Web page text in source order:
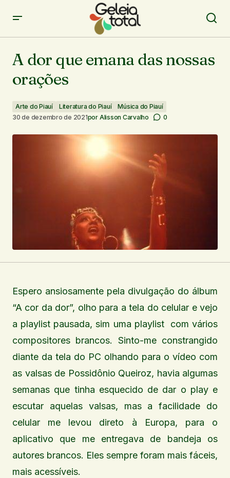
A dor que emana das nossas
orações
Arte do Piauí Literatura do Piauí
Música do Piauí
30 de dezembro de 2021por Alisson Carvalho 0
Espero ansiosamente pela divulgação do álbum
“A cor da dor”, olho para a tela do celular e vejo
a playlist pausada, sim uma playlist com vários
compositores brancos. Sinto-me constrangido
diante da tela do PC olhando para o vídeo com
as valsas de Possidônio Queiroz, havia algumas
semanas que tinha esquecido de dar o play e
escutar aquelas valsas, mas a facilidade do
celular me levou direto à Europa, para o
aplicativo que me entregava de bandeja os
autores brancos. Eles sempre foram mais fáceis,
mais acessíveis.